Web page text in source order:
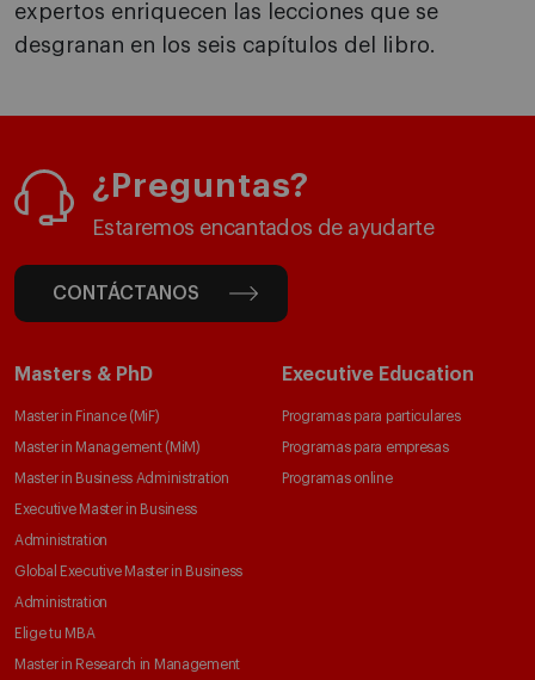
expertos enriquecen las lecciones que se
desgranan en los seis capítulos del libro.
¿Preguntas?
Estaremos encantados de ayudarte
CONTÁCTANOS
Masters & PhD
Master in Finance (MiF)
Master in Management (MiM)
Master in Business Administration
Executive Master in Business
Administration
Global Executive Master in Business
Administration
Elige tu MBA
Master in Research in Management
Executive Education
Programas para particulares
Programas para empresas
Programas online